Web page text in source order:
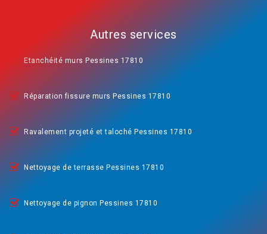
Autres services
Etanchéité murs Pessines 17810
Réparation fissure murs Pessines 17810
Ravalement projeté et taloché Pessines 17810
Nettoyage de terrasse Pessines 17810
Nettoyage de pignon Pessines 17810